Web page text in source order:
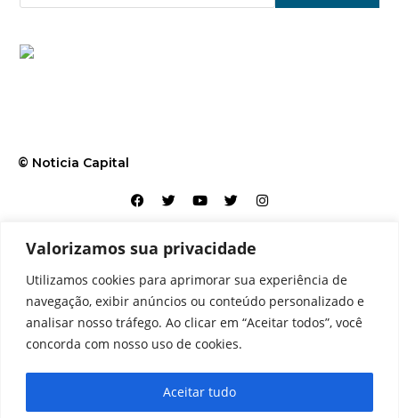
Valorizamos sua privacidade
Utilizamos cookies para aprimorar sua experiência de
navegação, exibir anúncios ou conteúdo personalizado e
analisar nosso tráfego. Ao clicar em “Aceitar todos”, você
concorda com nosso uso de cookies.
Aceitar tudo
© Noticia Capital
Contato Home Aviso legal Configurações de cookies
Equipe Perfil Política de cookies Serviços